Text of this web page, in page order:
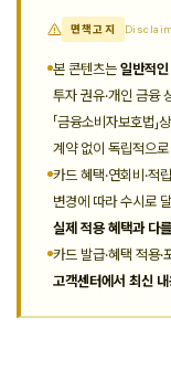
면책고지
본 콘텐츠는 일반적
투자 권유·개인 금융
「금융소비자보호법
계약 없이 독립적으
카드 혜택·연회비·적
변경에 따라 수시로
실제 적용 혜택과 다
카드 발급·혜택 적용
고객센터에서 최신